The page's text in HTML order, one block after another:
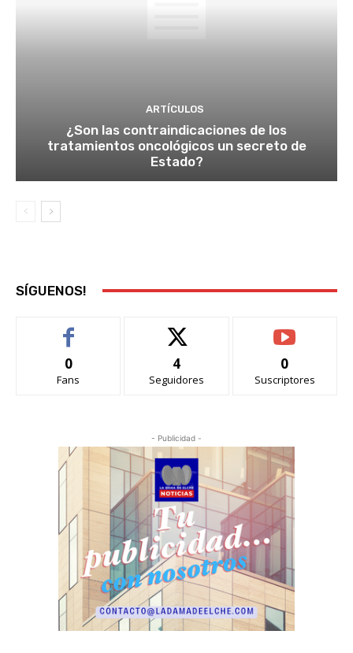
ARTÍCULOS
¿Son las contraindicaciones de los
tratamientos oncológicos un secreto de
Estado?
SÍGUENOS!
0
Fans
4
Seguidores
0
Suscriptores
- Publicidad -